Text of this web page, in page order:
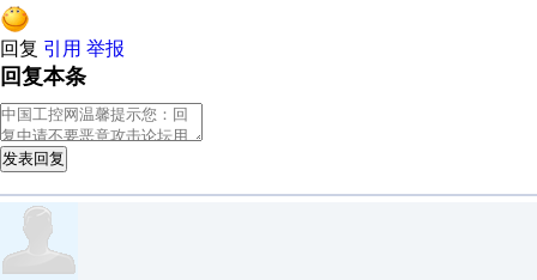
回复 引用 举报
回复本条
发表回复